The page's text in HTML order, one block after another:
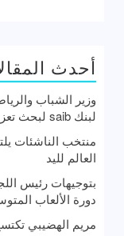
أحدث
وزير الشباب
لبنك saib لبحث تعزيز التعاون المشترك بين الجانبين
منتخب الناشئات
العالم لليد
بتوجيهات رئيس
دورة الألعاب
مريم الهضيبي